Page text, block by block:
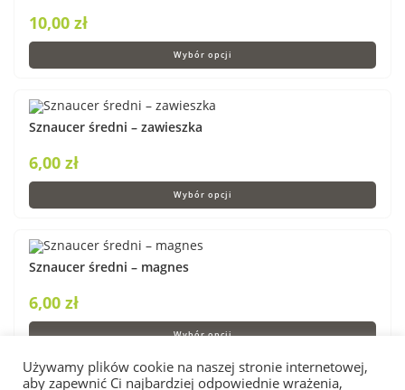
10,00zł
Wybór opcji
Sznaucer średni – zawieszka
6,00zł
Wybór opcji
Sznaucer średni – magnes
6,00zł
Wybór opcji
Używamy plików cookie na naszej stronie internetowej,
aby zapewnić Ci najbardziej odpowiednie wrażenia,